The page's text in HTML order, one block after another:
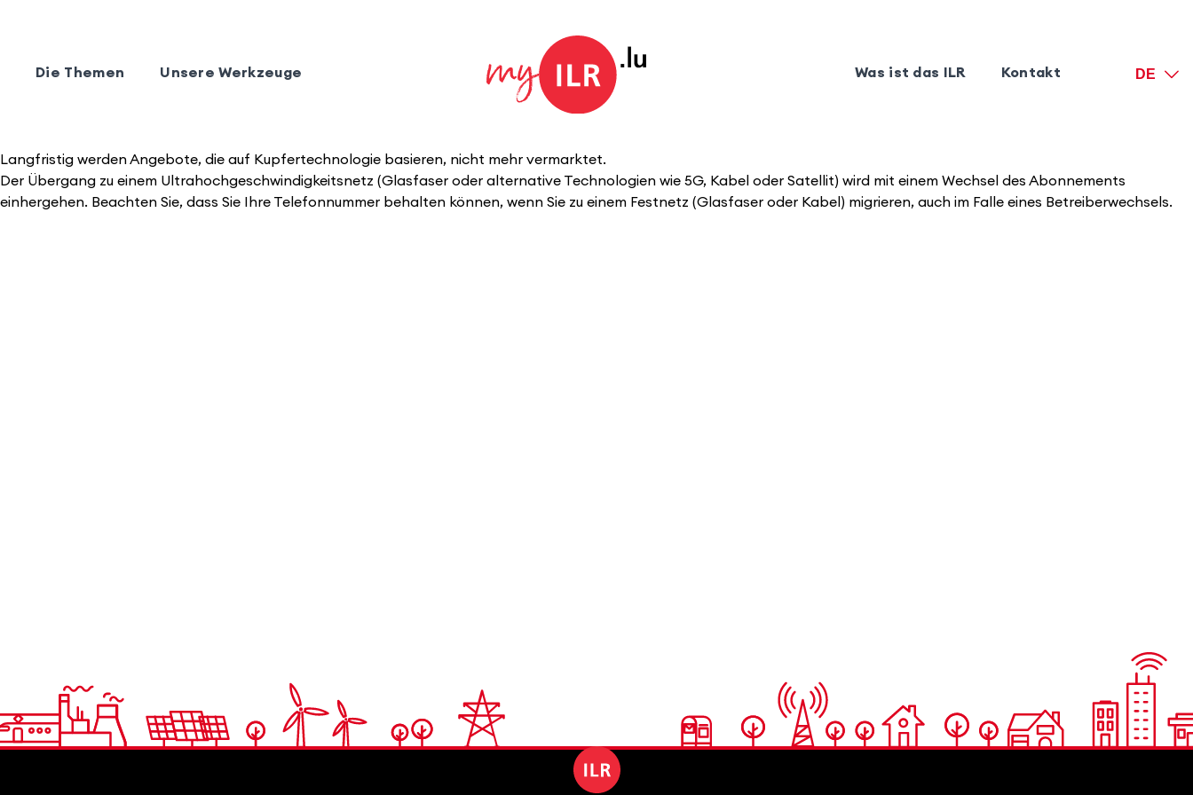
Die Themen Unsere Werkzeuge Was ist das ILR Kontakt DE
Langfristig werden Angebote, die auf Kupfertechnologie basieren, nicht mehr vermarktet.
Der Übergang zu einem Ultrahochgeschwindigkeitsnetz (Glasfaser oder alternative Technologien wie 5G, Kabel oder Satellit) wird mit einem Wechsel des Abonnements
einhergehen. Beachten Sie, dass Sie Ihre Telefonnummer behalten können, wenn Sie zu einem Festnetz (Glasfaser oder Kabel) migrieren, auch im Falle eines Betreiberwechsels.